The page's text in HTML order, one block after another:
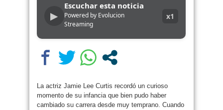
▶
Escuchar esta noticia
Powered by Evolucion
Streaming
x1
La actriz Jamie Lee Curtis recordó un curioso
momento de su infancia que bien pudo haber
cambiado su carrera desde muy temprano. Cuando